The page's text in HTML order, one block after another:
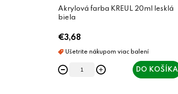
Akrylová farba KREUL 20ml lesklá
biela
€3,68
DO KOŠÍKA